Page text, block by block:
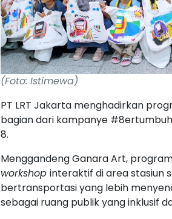
(Foto: Istimewa)
PT LRT Jakarta menghadirkan
bagian dari kampanye
8.
Menggandeng Ganara Art,
workshop interaktif di area stasiun
bertransportasi yang lebih
sebagai ruang publik yang inklusif